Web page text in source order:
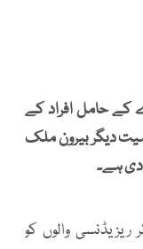
کے حامل افراد کے
دیگر بیرون ملک
دی ہے۔
والوں کو